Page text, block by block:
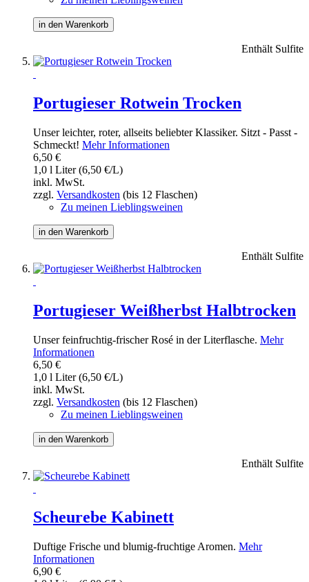
in den Warenkorb
Enthält Sulfite
Portugieser Rotwein Trocken
Unser leichter, roter, allseits beliebter Klassiker. Sitzt - Passt -
Schmeckt! Mehr Informationen
6,50 €
1,0 l Liter (6,50 €/L)
inkl. MwSt.
zzgl. Versandkosten (bis 12 Flaschen)
Zu meinen Lieblingsweinen
in den Warenkorb
Enthält Sulfite
Portugieser Weißherbst Halbtrocken
Unser feinfruchtig-frischer Rosé in der Literflasche. Mehr
Informationen
6,50 €
1,0 l Liter (6,50 €/L)
inkl. MwSt.
zzgl. Versandkosten (bis 12 Flaschen)
Zu meinen Lieblingsweinen
in den Warenkorb
Enthält Sulfite
Scheurebe Kabinett
Duftige Frische und blumig-fruchtige Aromen. Mehr
Informationen
6,90 €